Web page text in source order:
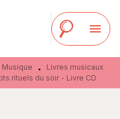
menu
Musique •
Livres musicaux
rituels du soir - Livre CD